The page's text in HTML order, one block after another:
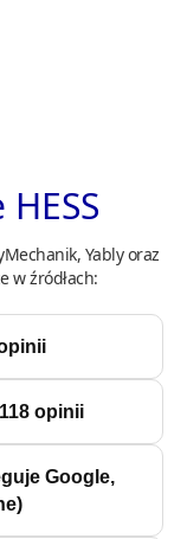
Yably oraz
w źródłach:
opinii
Google,